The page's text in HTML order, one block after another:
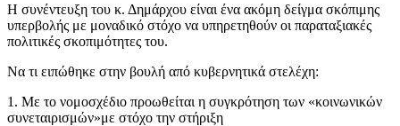
Η συνέντευξη του κ. Δημάρχου είναι ένα ακόμη δείγμα σκόπιμης
υπερβολής με μοναδικό στόχο να υπηρετηθούν οι παραταξιακές
πολιτικές σκοπιμότητες του.
Να τι ειπώθηκε στην βουλή από κυβερνητικά στελέχη:
1. Με το νομοσχέδιο προωθείται η συγκρότηση των «κοινωνικών
συνεταιρισμών»με στόχο την στήριξη